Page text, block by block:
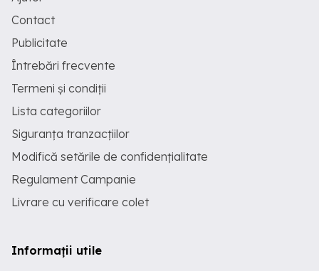
Contact
Publicitate
Întrebări frecvente
Termeni și condiții
Lista categoriilor
Siguranța tranzacțiilor
Modifică setările de confidențialitate
Regulament Campanie
Livrare cu verificare colet
Informații utile